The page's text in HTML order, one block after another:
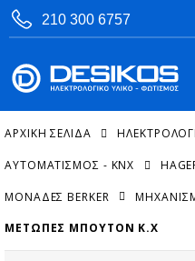
210 300 6757
ΑΡΧΙΚΉ ΣΕΛΊΔΑ
ΑΥΤΟΜΑΤΙΣΜΌΣ - KNX
ΜΟΝΆΔΕΣ BERKER
ΜΕΤΏΠΕΣ ΜΠΟΥΤΌΝ K.X